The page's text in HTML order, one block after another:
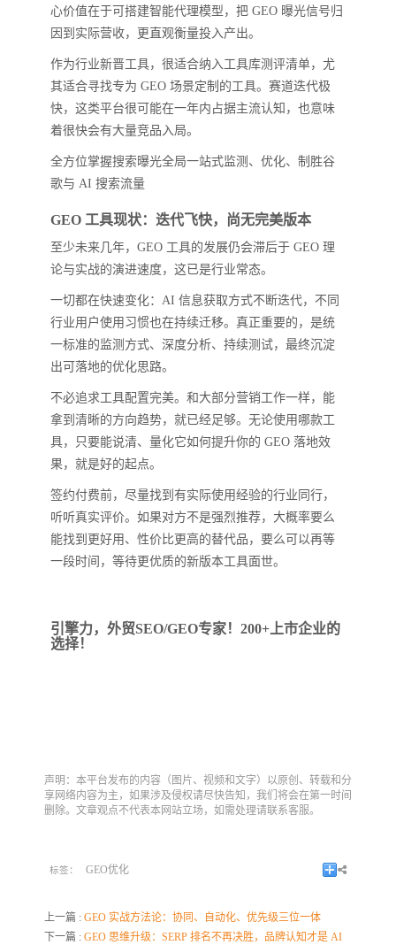
心价值在于可搭建智能代理模型，把 GEO 曝光信号归
因到实际营收，更直观衡量投入产出。
作为行业新晋工具，很适合纳入工具库测评清单，尤
其适合寻找专为 GEO 场景定制的工具。赛道迭代极
快，这类平台很可能在一年内占据主流认知，也意味
着很快会有大量竞品入局。
全方位掌握搜索曝光全局一站式监测、优化、制胜谷
歌与 AI 搜索流量
GEO 工具现状：迭代飞快，尚无完美版本
至少未来几年，GEO 工具的发展仍会滞后于 GEO 理
论与实战的演进速度，这已是行业常态。
一切都在快速变化：AI 信息获取方式不断迭代，不同
行业用户使用习惯也在持续迁移。真正重要的，是统
一标准的监测方式、深度分析、持续测试，最终沉淀
出可落地的优化思路。
不必追求工具配置完美。和大部分营销工作一样，能
拿到清晰的方向趋势，就已经足够。无论使用哪款工
具，只要能说清、量化它如何提升你的 GEO 落地效
果，就是好的起点。
签约付费前，尽量找到有实际使用经验的行业同行，
听听真实评价。如果对方不是强烈推荐，大概率要么
能找到更好用、性价比更高的替代品，要么可以再等
一段时间，等待更优质的新版本工具面世。
引擎力，外贸SEO/GEO专家！200+上市企业的
选择！
声明：本平台发布的内容（图片、视频和文字）以原创、转载和分
享网络内容为主，如果涉及侵权请尽快告知，我们将会在第一时间
删除。文章观点不代表本网站立场，如需处理请联系客服。
标签： GEO优化
上一篇 : GEO 实战方法论：协同、自动化、优先级三位一体
下一篇 : GEO 思维升级：SERP 排名不再决胜，品牌认知才是 AI